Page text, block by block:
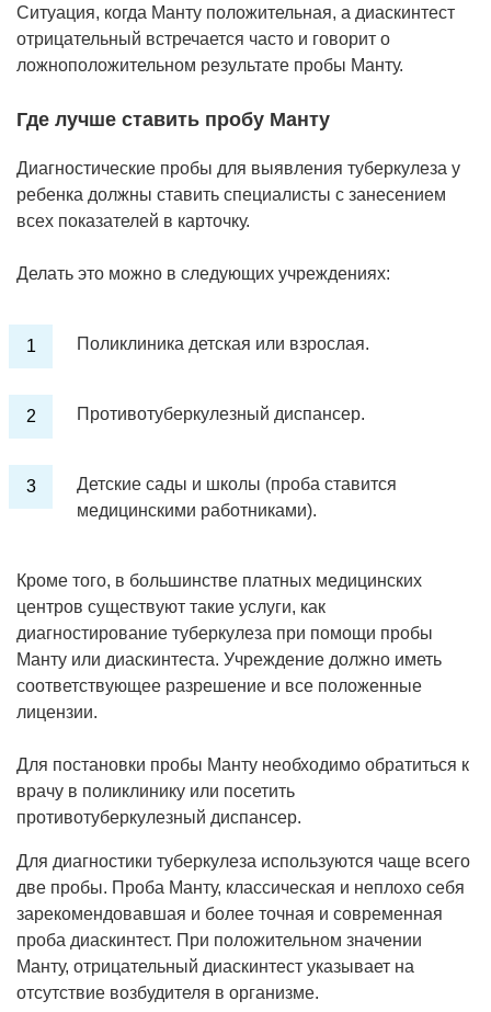
Ситуация, когда Манту положительная, а диаскинтест
отрицательный встречается часто и говорит о
ложноположительном результате пробы Манту.
Где лучше ставить пробу Манту
Диагностические пробы для выявления туберкулеза у
ребенка должны ставить специалисты с занесением
всех показателей в карточку.
Делать это можно в следующих учреждениях:
Поликлиника детская или взрослая.
Противотуберкулезный диспансер.
Детские сады и школы (проба ставится
медицинскими работниками).
Кроме того, в большинстве платных медицинских
центров существуют такие услуги, как
диагностирование туберкулеза при помощи пробы
Манту или диаскинтеста. Учреждение должно иметь
соответствующее разрешение и все положенные
лицензии.
Для постановки пробы Манту необходимо обратиться к
врачу в поликлинику или посетить
противотуберкулезный диспансер.
Для диагностики туберкулеза используются чаще всего
две пробы. Проба Манту, классическая и неплохо себя
зарекомендовавшая и более точная и современная
проба диаскинтест. При положительном значении
Манту, отрицательный диаскинтест указывает на
отсутствие возбудителя в организме.